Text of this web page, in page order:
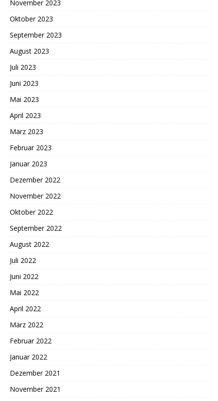
November 2023
Oktober 2023
September 2023
August 2023
Juli 2023
Juni 2023
Mai 2023
April 2023
März 2023
Februar 2023
Januar 2023
Dezember 2022
November 2022
Oktober 2022
September 2022
August 2022
Juli 2022
Juni 2022
Mai 2022
April 2022
März 2022
Februar 2022
Januar 2022
Dezember 2021
November 2021